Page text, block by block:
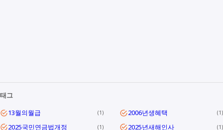
태그
13월의월급
1 2006년생혜택 1
2025국민연금법개정 1 2025년새해인사 1